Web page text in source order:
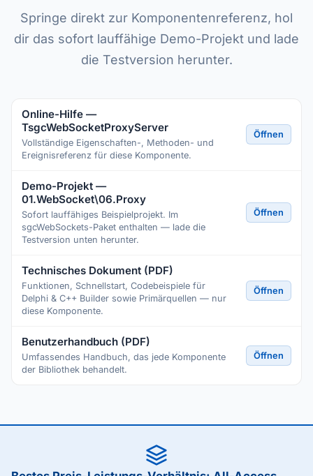
Springe direkt zur Komponentenreferenz, hol
dir das sofort lauffähige Demo-Projekt und lade
die Testversion herunter.
Online-Hilfe —
TsgcWebSocketProxyServer
Vollständige Eigenschaften-, Methoden- und
Ereignisreferenz für diese Komponente.
Öffnen
Demo-Projekt —
01.WebSocket\06.Proxy
Sofort lauffähiges Beispielprojekt. Im
sgcWebSockets-Paket enthalten — lade die
Testversion unten herunter.
Öffnen
Technisches Dokument (PDF)
Funktionen, Schnellstart, Codebeispiele für
Delphi & C++ Builder sowie Primärquellen — nur
diese Komponente.
Öffnen
Benutzerhandbuch (PDF)
Umfassendes Handbuch, das jede Komponente
der Bibliothek behandelt.
Öffnen